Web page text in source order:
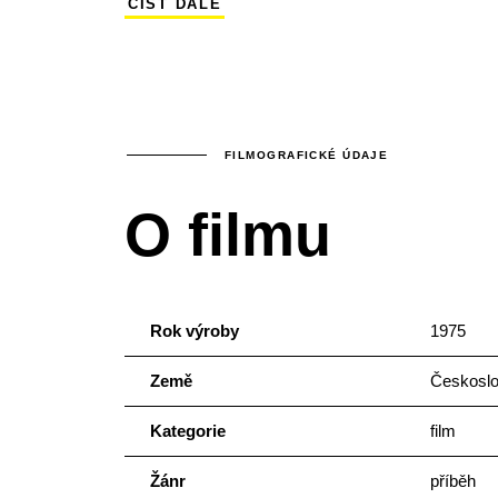
dodávají výkony Luďka Munzara a Mileny
ČÍST DÁLE
FILMOGRAFICKÉ ÚDAJE
O filmu
Rok výroby 1975
Země
Kategorie film
Žánr příběh